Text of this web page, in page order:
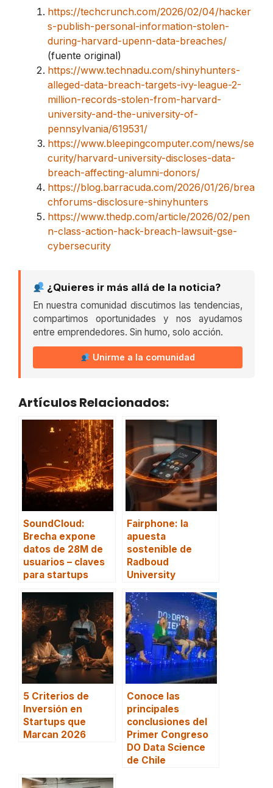
https://techcrunch.com/2026/02/04/hacker
s-publish-personal-information-stolen-
during-harvard-upenn-data-breaches/
(fuente original)
https://www.technadu.com/shinyhunters-
alleged-data-breach-targets-ivy-league-2-
million-records-stolen-from-harvard-
university-and-the-university-of-
pennsylvania/619531/
https://www.bleepingcomputer.com/news/se
curity/harvard-university-discloses-data-
breach-affecting-alumni-donors/
https://blog.barracuda.com/2026/01/26/brea
chforums-disclosure-shinyhunters
https://www.thedp.com/article/2026/02/pen
n-class-action-hack-breach-lawsuit-gse-
cybersecurity
¿Quieres ir más allá de la noticia?
En nuestra comunidad discutimos las tendencias,
compartimos oportunidades y nos ayudamos
entre emprendedores. Sin humo, solo acción.
Unirme a la comunidad
Artículos Relacionados:
SoundCloud:
Brecha expone
datos de 28M de
usuarios – claves
para startups
Fairphone: la
apuesta
sostenible de
Radboud
University
5 Criterios de
Inversión en
Startups que
Marcan 2026
Conoce las
principales
conclusiones del
Primer Congreso
DO Data Science
de Chile